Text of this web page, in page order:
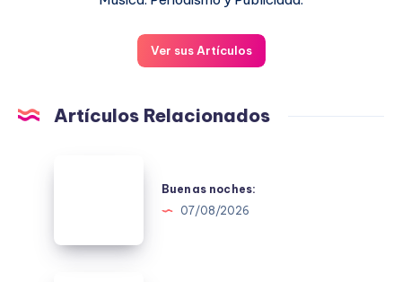
Ver sus Artículos
Artículos Relacionados
Buenas noches:
07/08/2026